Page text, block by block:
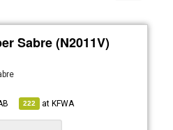
Sabre (N2011V)
222 atKFWA